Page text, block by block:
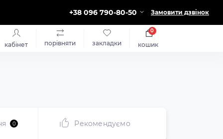
+38 096 790-80-50 Замовити дзвінок
кабінет порівняти закладки кошик
0
0 Рекомендуємо